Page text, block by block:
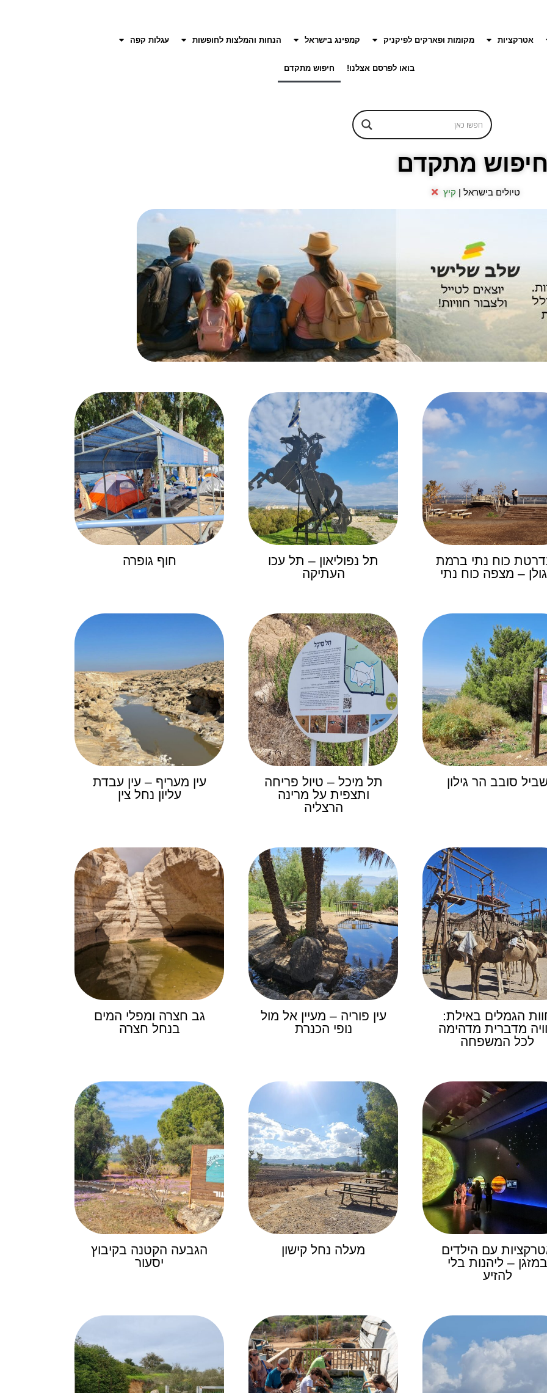
אטרקציות מקומות ופארקים לפיקניק קמפינג בישראל הנחות והמלצות לחופשות עגלות קפה
בואו לפרסם אצלנו! חיפוש מתקדם
מתקדם
טיולים בישראל | קיץ
כוח נתי ברמת
– מצפה כוח נתי
תל נפוליאון – תל עכו
העתיקה
חוף גופרה
סובב הר גילון
תל מיכל – טיול פריחה
ותצפית על מרינה
הרצליה
עין מעריף – עין עבדת
עליון נחל צין
הגמלים באילת:
מדברית מדהימה
לכל המשפחה
עין פוריה – מעיין אל מול
נופי הכנרת
גב חצרה ומפלי המים
בנחל חצרה
עם הילדים
במזגן – ליהנות בלי
להזיע
מעלה נחל קישון
הגבעה הקטנה בקיבוץ
יסעור